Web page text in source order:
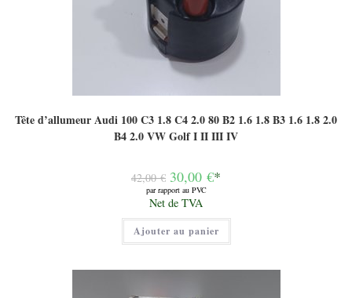
Tête d’allumeur Audi 100 C3 1.8 C4 2.0 80 B2 1.6 1.8 B3 1.6 1.8 2.0
B4 2.0 VW Golf I II III IV
42,00€ Le
prix
initial
était :
42,00 €.
30,00 €*
par rapport au PVC
Le
prix
actuel
est :
30,00 €.
Net de TVA
Ajouter au panier